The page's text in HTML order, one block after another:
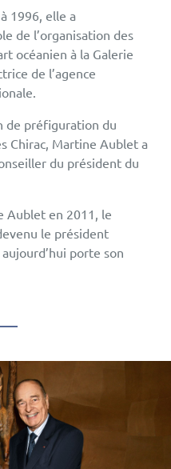
1996, elle a
de l’organisation des
océanien à la Galerie
de l’agence
de préfiguration du
Chirac, Martine Aublet a
du président du
Aublet en 2011, le
le président
porte son